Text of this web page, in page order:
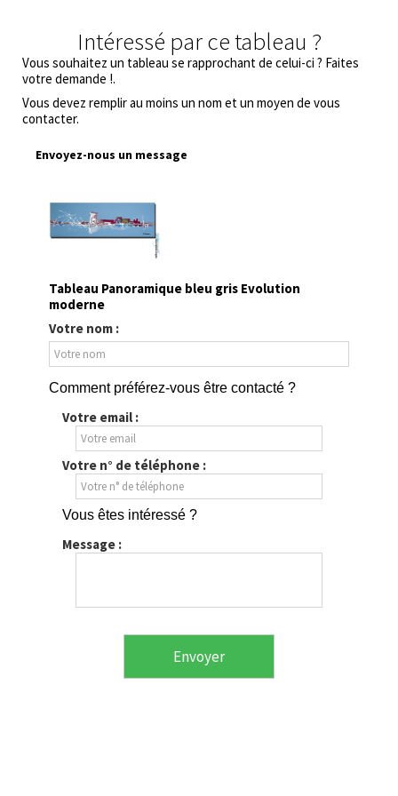
Intéressé par ce tableau ?
Vous souhaitez un tableau se rapprochant de celui-ci ? Faites
votre demande !.
Vous devez remplir au moins un nom et un moyen de vous
contacter.
Envoyez-nous un message
Tableau Panoramique bleu gris Evolution
moderne
Votre nom :
Comment préférez-vous être contacté ?
Votre email :
Votre n° de téléphone :
Vous êtes intéressé ?
Message :
Envoyer